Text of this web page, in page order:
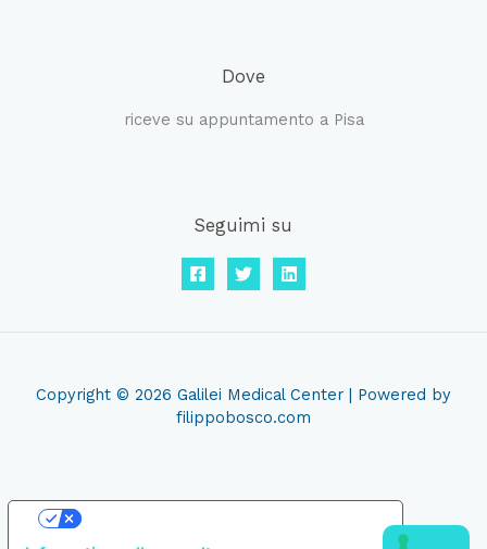
Dove
riceve su appuntamento a Pisa
Seguimi su
Copyright © 2026 Galilei Medical Center | Powered by
filippobosco.com
Le tue preferenze relative alla privacy